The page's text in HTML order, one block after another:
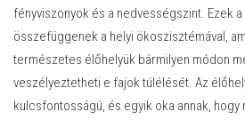
fényviszonyok és a nedvességszint. Ezek
összefüggenek a helyi ökoszisztémával,
természetes élőhelyük bármilyen módon
veszélyeztetheti e fajok túlélését. Az
kulcsfontosságú, és egyik oka annak, hogy